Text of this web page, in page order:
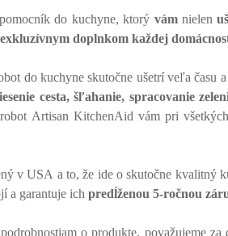
do kuchyne, ktorý vámnielen
exkluzívnym doplnkom každej
do kuchyne skutočne ušetrí veľa času
cesta, šľahanie, spracovanie
Artisan KitchenAid vám pri
v USA a to, že ide o skutočne kvalitný
a garantuje ich predĺženou 5-ročnou
o produkte, považujeme za